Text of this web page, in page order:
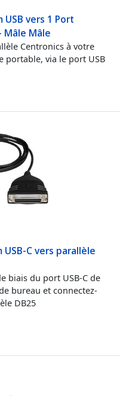
vers 1 Port
Mâle Mâle
Centronics à votre
portable, via le port USB
C vers parallèle
biais du port USB-C de
bureau et connectez-
DB25